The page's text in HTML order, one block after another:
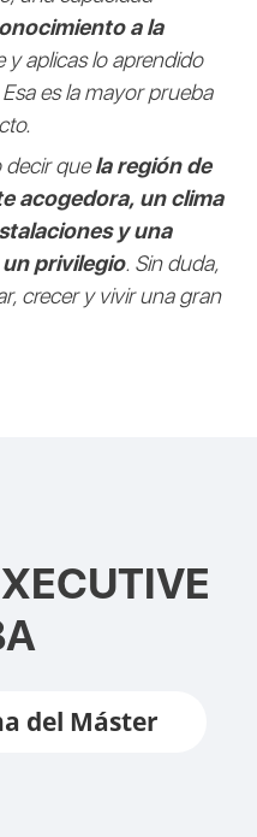
a la
y aplicas lo aprendido
es la mayor prueba
decir quela región de
acogedora, un clima
y una
privilegio. Sin duda,
crecer y vivir una gran
del Máster